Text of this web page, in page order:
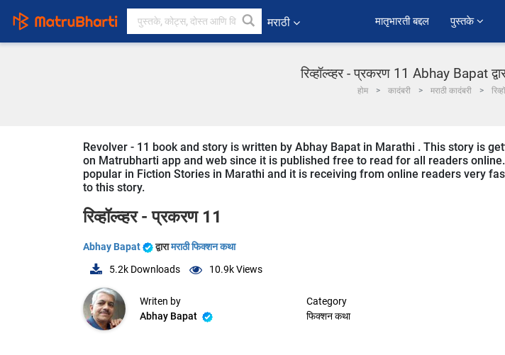
मराठी ﻿मातृभारती बद्दल पुस्तके
रिव्हॉल्व्हर - प्रकरण 11 Abhay Bapat
होम कादंबरी मराठी कादंबरी
Revolver - 11 book and story is written by Abhay Bapat in Marathi . This story is
on Matrubharti app and web since it is published free to read for all readers
popular in Fiction Stories in Marathi and it is receiving from online readers very
to this story.
रिव्हॉल्व्हर - प्रकरण 11
Abhay Bapat द्वारामराठी फिक्शन कथा
5.2k Downloads 10.9kViews
Writen by
Abhay Bapat
Category
फिक्शन कथा